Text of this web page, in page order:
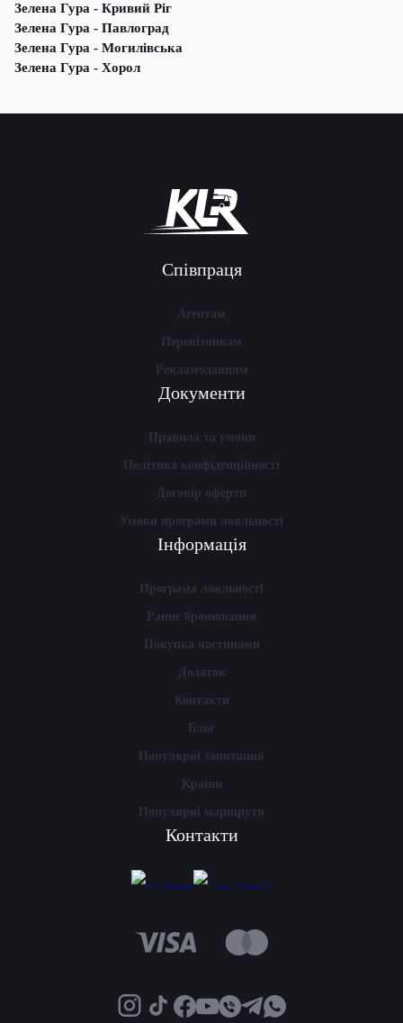
Зелена Гура - Кривий Ріг
Зелена Гура - Павлоград
Зелена Гура - Могилівська
Зелена Гура - Хорол
Співпраця
Агентам
Перевізникам
Рекламодавцям
Документи
Правила та умови
Політика конфіденційності
Договір оферти
Умови програми лояльності
Інформація
Програма лояльності
Раннє бронювання
Покупка частинами
Додаток
Контакти
Блог
Популярні запитання
Країни
Популярні маршрути
Контакти